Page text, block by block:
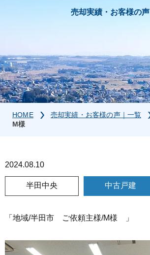
売却実績・お客様の声
HOME 売却実績・お客様の声｜一覧
M様
2024.08.10
半田中央 中古戸建
「地域/半田市 ご依頼主様/M様 」